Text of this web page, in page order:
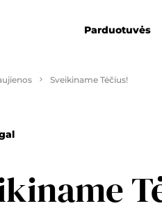
Parduotuvės
Sveikiname Tėčius!